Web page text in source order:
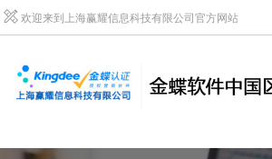
欢迎来到上海赢耀信息科技有限公司官方网站